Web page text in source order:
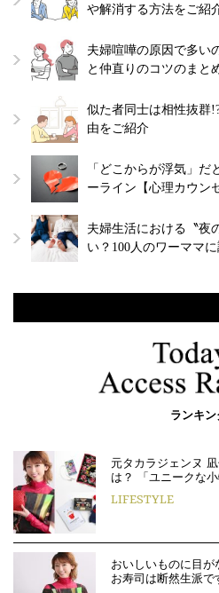
や解消する方法をご紹
夫婦喧嘩の原因で多い
と仲直りのコツのまと
似た者同士は相性抜群
由をご紹介
「どこからが浮気」だ
ーライン【心理カウン
夫婦生活における〝夜
い？100人のワーママに
ランキン
元タカラジェンヌ
は？ 「ユニークな
LIFESTYLE
おいしいものに目
お寿司は断然生派